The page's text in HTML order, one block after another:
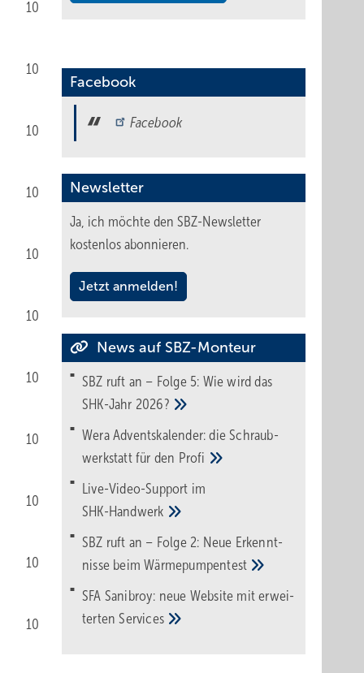
10
10
10
10
10
10
10
10
10
10
10
Facebook
Facebook
Newsletter
Ja, ich möchte den SBZ-Newsletter
kostenlos abonnieren.
Jetzt anmelden!
News auf SBZ-Monteur
SBZ ruft an – Folge 5: Wie wird das
SHK-Jahr 2026?
Wera Adventskalender: die Schraub­
werk­statt für den Pro­fi
Live-Video-Support im
SHK-Handwerk
SBZ ruft an – Folge 2: Neue Erkennt­
nisse beimWärme­pumpen­test
SFA Sanibroy: neue Web­site mit erwei­
tertenServices